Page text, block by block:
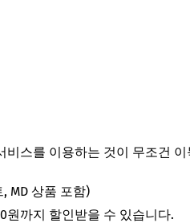
스를 이용하는 것이 무조건 이
MD 상품 포함)
원까지 할인받을 수 있습니다.